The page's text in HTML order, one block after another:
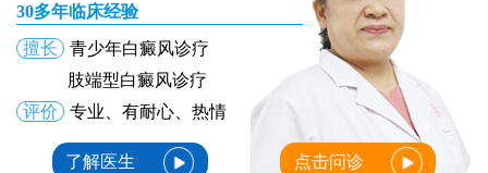
30多年临床经验
擅长
青少年白癜风诊疗
肢端型白癜风诊疗
评价
专业、有耐心、热情
了解医生 点击问诊